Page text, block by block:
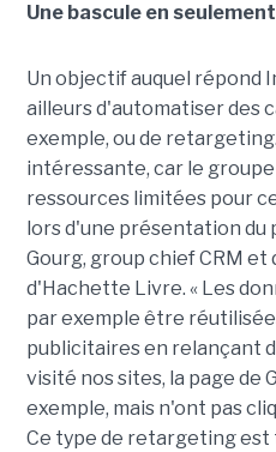
Une bascule en
Un objectif auquel répond
ailleurs d'automatiser des
exemple, ou de
intéressante, car le groupe
ressources limitées pour
lors d'une présentation du
Gourg, group chief CRM
d'Hachette Livre. « Les
par exemple être
publicitaires en relançant
visité nos sites, la page de
exemple, mais n'ont pas
Ce type de retargeting